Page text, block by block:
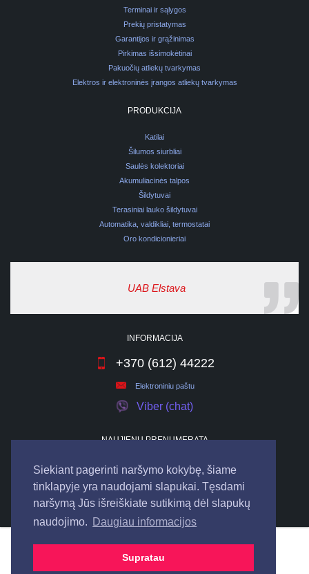
Siekiant pagerinti naršymo kokybę, šiame
tinklapyje yra naudojami slapukai. Tęsdami
naršymą Jūs išreiškiate sutikimą dėl slapukų
naudojimo. Daugiau informacijos
Supratau
Terminai ir sąlygos
Prekių pristatymas
Garantijos ir grąžinimas
Pirkimas išsimokėtinai
Pakuočių atliekų tvarkymas
Elektros ir elektroninės įrangos atliekų tvarkymas
PRODUKCIJA
Katilai
Šilumos siurbliai
Saulės kolektoriai
Akumuliacinės talpos
Šildytuvai
Terasiniai lauko šildytuvai
Automatika, valdikliai, termostatai
Oro kondicionieriai
UAB Elstava
INFORMACIJA
+370 (612) 44222
Elektroniniu paštu
Viber (chat)
NAUJIENŲ PRENUMERATA
UAB "ELSTAVA". Visos teisės saugomos.